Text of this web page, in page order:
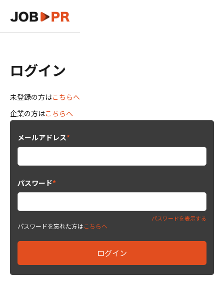
ログイン
未登録の方はこちらへ
企業の方はこちらへ
メールアドレス*
パスワード*
パスワードを表示する
パスワードを忘れた方はこちらへ